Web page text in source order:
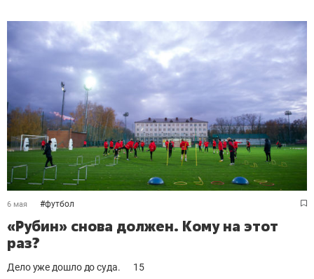
6 мая #футбол
«Рубин» снова должен. Кому на этот
раз?
Дело уже дошло до суда. 15